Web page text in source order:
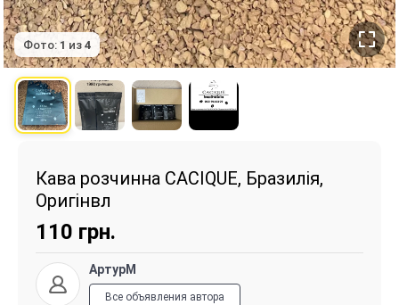
Фото: 1 из 4
Кава розчинна CACIQUE, Бразилія,
Оригінвл
110 грн.
АртурМ
Все объявления автора